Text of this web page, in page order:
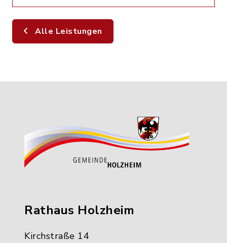
Alle Leistungen
Rathaus Holzheim
Kirchstraße 14